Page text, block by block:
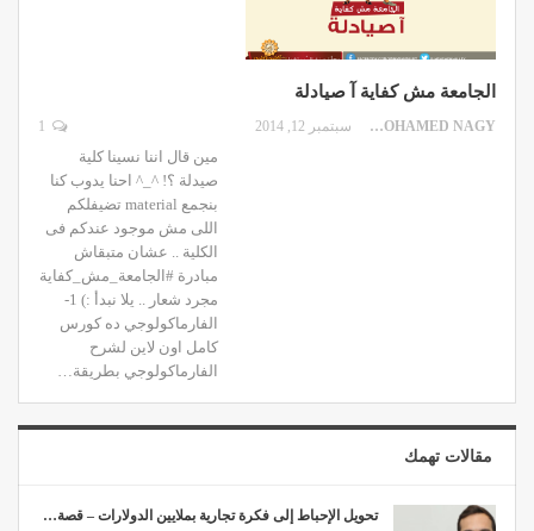
الجامعة مش كفاية آ صيادلة
MOHAMED NAGY سبتمبر 12, 2014
مين قال اننا نسينا كلية
صيدلة ؟! ^_^ احنا يدوب كنا
بنجمع material تضيفلكم
اللى مش موجود عندكم فى
الكلية .. عشان متبقاش
مبادرة #الجامعة_مش_كفاية
مجرد شعار .. يلا نبدأ :) 1-
الفارماكولوجي ده كورس
كامل اون لاين لشرح
الفارماكولوجي بطريقة…
مقالات تهمك
تحويل الإحباط إلى فكرة تجارية بملايين الدولارات – قصة…